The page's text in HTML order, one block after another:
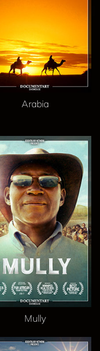
Arabia
Mully